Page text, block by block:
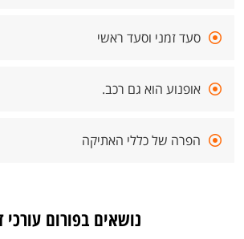
סעד זמני וסעד ראשי
אופנוע הוא גם רכב.
הפרה של כללי האתיקה
נושאים בפורום עורכי